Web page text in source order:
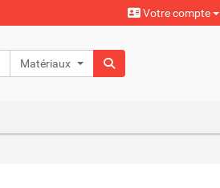
Votre compte
Matériaux naturels